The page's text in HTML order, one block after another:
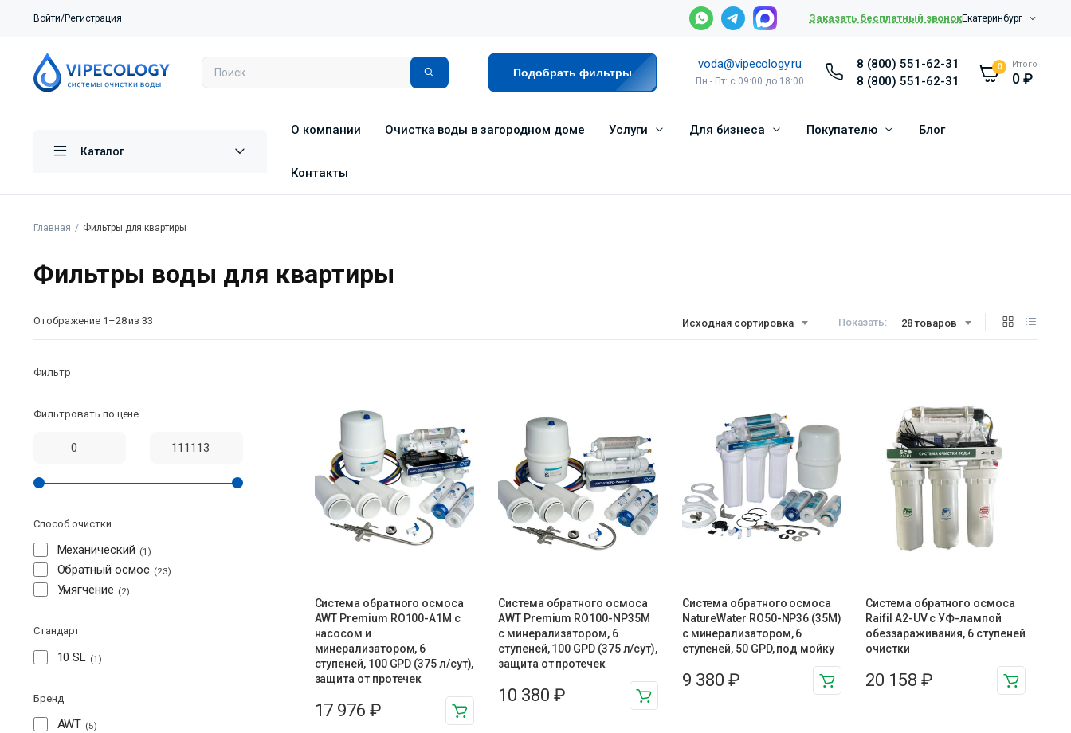
Войти/Регистрация Заказать бесплатный звонокЕкатеринбург
Подобрать фильтры
voda@vipecology.ru
Пн - Пт: с 09:00 до 18:00
8 (800) 551-62-31
8 (800) 551-62-31
0 Итого
0₽
Каталог
О компании Очистка воды в загородном доме Услуги Для бизнеса Покупателю Блог
Контакты
Главная Фильтры для квартиры
Фильтры воды для квартиры
Исходная сортировка Показать: 28 товаров
Отображение 1–28 из 33
Система обратного осмоса
AWT Premium RO100-A1М с
насосом и
минерализатором, 6
ступеней, 100 GPD (375 л/сут),
защита от протечек
17 976₽
Система обратного осмоса
AWT Premium RO100-NP35M
с минерализатором, 6
ступеней, 100 GPD (375 л/сут),
защита от протечек
10 380 ₽
Система обратного осмоса
NatureWater RO50-NP36 (35M)
с минерализатором, 6
ступеней, 50 GPD, под мойку
9 380 ₽
Система обратного осмоса
Raifil A2-UV с УФ-лампой
обеззараживания, 6 ступеней
очистки
20 158₽
Фильтр
Фильтровать по цене
Способ очистки
Механический 1
Обратный осмос 23
Умягчение 2
Стандарт
10 SL 1
Бренд
AWT 5